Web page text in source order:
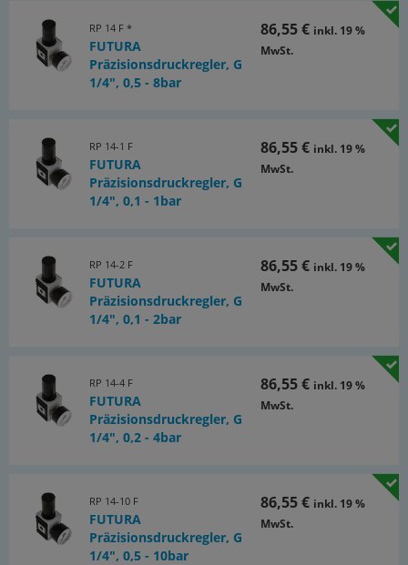
RP 14 F *
FUTURA
Präzisionsdruckregler, G
1/4", 0,5 - 8bar
86,55 € inkl. 19 %
MwSt.
RP 14-1 F
FUTURA
Präzisionsdruckregler, G
1/4", 0,1 - 1bar
86,55 € inkl. 19 %
MwSt.
RP 14-2 F
FUTURA
Präzisionsdruckregler, G
1/4", 0,1 - 2bar
86,55 € inkl. 19 %
MwSt.
RP 14-4 F
FUTURA
Präzisionsdruckregler, G
1/4", 0,2 - 4bar
86,55 € inkl. 19 %
MwSt.
RP 14-10 F
FUTURA
Präzisionsdruckregler, G
1/4", 0,5 - 10bar
86,55 € inkl. 19 %
MwSt.